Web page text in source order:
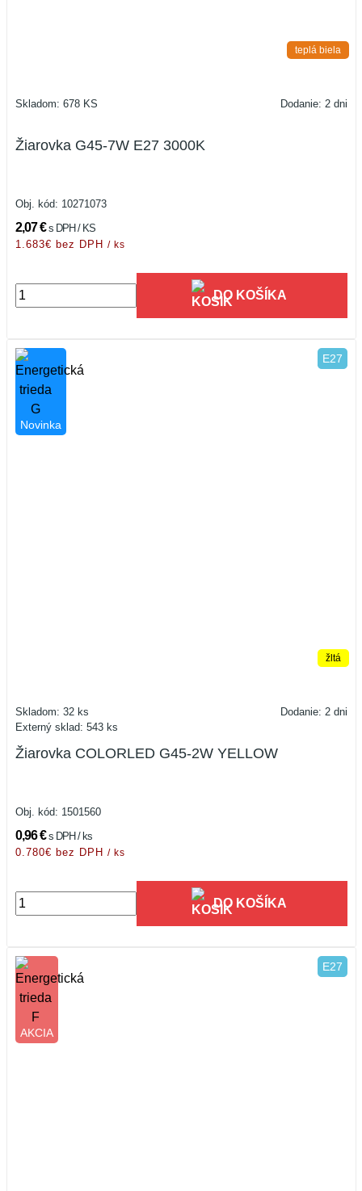
teplá biela
Skladom: 678 KS Dodanie: 2 dni
Žiarovka G45-7W E27 3000K
Obj. kód: 10271073
2,07 €s DPH / KS
1.683€ bez DPH / ks
DO KOŠÍKA
Novinka
E27
žltá
Skladom: 32 ks
Dodanie: 2 dni
Externý sklad: 543 ks
Žiarovka COLORLED G45-2W YELLOW
Obj. kód: 1501560
0,96 €s DPH / ks
0.780€ bez DPH / ks
DO KOŠÍKA
AKCIA
E27